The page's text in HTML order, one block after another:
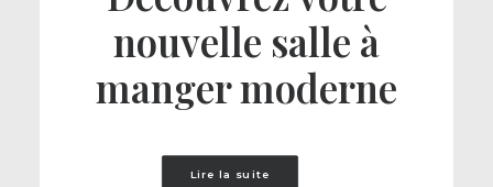
nouvelle salle à
manger moderne
Lire la suite